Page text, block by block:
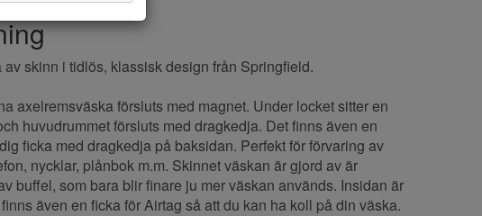
skinn i tidlös, klassisk design från Springfield.
axelremsväska försluts med magnet. Under locket sitter en
huvudrummet försluts med dragkedja. Det finns även en
ficka med dragkedja på baksidan. Perfekt för förvaring av
nycklar, plånbok m.m. Skinnet väskan är gjord av är
buffel, som bara blir finare ju mer väskan används. Insidan är
även en ficka för Airtag så att du kan ha koll på din väska.